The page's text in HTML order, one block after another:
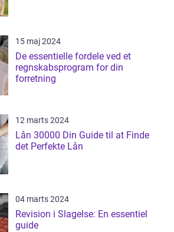
15 maj 2024
De essentielle fordele ved et
regnskabsprogram for din
forretning
12 marts 2024
Lån 30000 Din Guide til at Finde
det Perfekte Lån
04 marts 2024
Revision i Slagelse: En essentiel
guide